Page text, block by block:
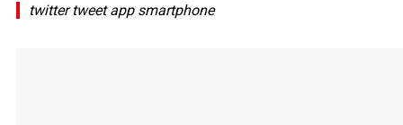
twitter tweet app smartphone